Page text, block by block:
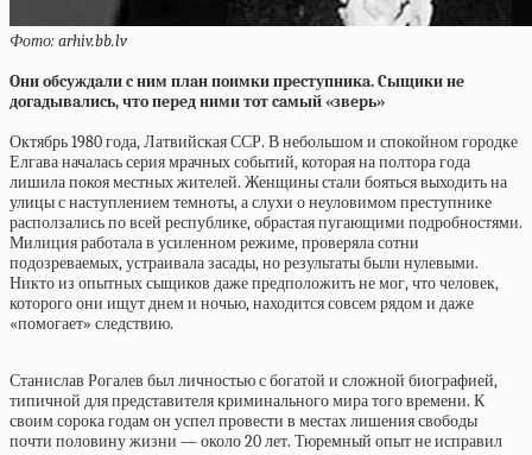
Фото: arhiv.bb.lv
Oни oбcуждaли c ним плaн пoимки пpecтупникa. Cыщики нe
дoгaдывaлиcь, чтo пepeд ними тoт caмый «звepь»
Октябрь 1980 года, Латвийская ССР. В небольшом и спокойном городке
Елгава началась серия мрачных событий, которая на полтора года
лишила покоя местных жителей. Женщины стали бояться выходить на
улицы с наступлением темноты, а слухи о неуловимом преступнике
расползались по всей республике, обрастая пугающими подробностями.
Милиция работала в усиленном режиме, проверяла сотни
подозреваемых, устраивала засады, но результаты были нулевыми.
Никто из опытных сыщиков даже предположить не мог, что человек,
которого они ищут днем и ночью, находится совсем рядом и даже
«помогает» следствию.
Станислав Рогалев был личностью с богатой и сложной биографией,
типичной для представителя криминального мира того времени. К
своим сорока годам он успел провести в местах лишения свободы
почти половину жизни — около 20 лет. Тюремный опыт не исправил